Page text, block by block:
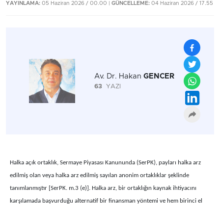
YAYINLAMA: 05 Haziran 2026 / 00.00 | GÜNCELLEME: 04 Haziran 2026 / 17.55
Av. Dr. Hakan GENCER
63 YAZI
Halka açık ortaklık, Sermaye Piyasası Kanununda (SerPK), payları halka arz
edilmiş olan veya halka arz edilmiş sayılan anonim ortaklıklar şeklinde
tanımlanmıştır [SerPK. m.3 (e)]. Halka arz, bir ortaklığın kaynak ihtiyacını
karşılamada başvurduğu alternatif bir finansman yöntemi ve hem birinci el